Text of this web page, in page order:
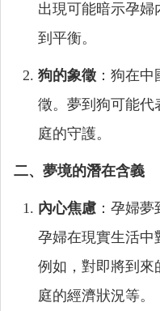
出現可能暗示孕婦
到平衡。
狗的象徵 ：狗在
徵。夢到狗可能代
庭的守護。
二、夢境的潛在含義
內心焦慮 ：孕婦
孕婦在現實生活中
例如，對即將到來
庭的經濟狀況等。